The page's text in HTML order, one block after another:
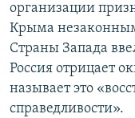
организации
Крыма
Страны Запада
Россия отрицает
называет это
справедливости».